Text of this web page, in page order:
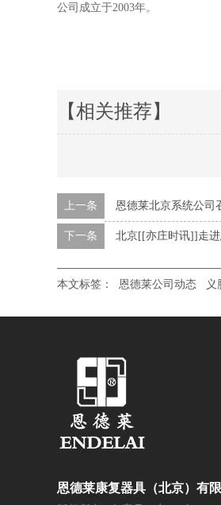
公司成立于2003年。
【相关推荐】
上一条 恩德莱北京系统公司
下一条 北京[[亦庄时讯]]走
本文标签： 恩德莱公司动态 义
恩德莱康复器具（北京）有